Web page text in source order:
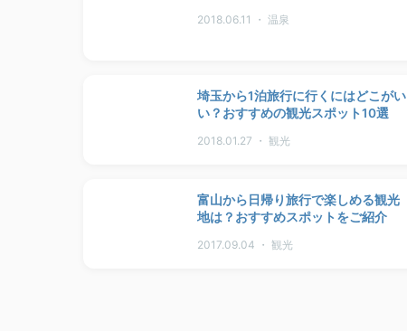
2018.06.11 ・ 温泉
埼玉から1泊旅行に行くにはどこがい
い？おすすめの観光スポット10選
2018.01.27 ・ 観光
富山から日帰り旅行で楽しめる観光
地は？おすすめスポットをご紹介
2017.09.04 ・ 観光